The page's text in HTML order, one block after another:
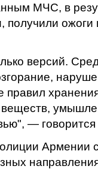
МЧС, в
получили
версий.
правил
—
Армении